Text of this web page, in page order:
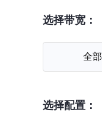
选择带宽：
全部
选择配置：